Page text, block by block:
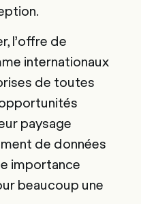
l’offre de
internationaux
de toutes
paysage
de données
importance
beaucoup une